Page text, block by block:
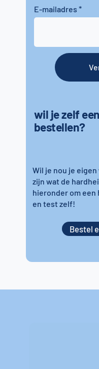
wil je zelf
bestellen?
E-mailadres
Wil je nou je
zijn wat de
hieronder om
en test zelf!
Bestel